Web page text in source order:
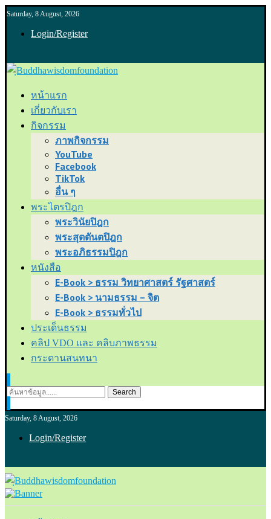
Saturday, 8 August, 2026
Login/Register
หน้าแรก
เกี่ยวกับเรา
กิจกรรม
ภาพกิจกรรม
YouTube
Facebook
TikTok
อื่น ๆ
พระไตรปิฎก
พระวินัยปิฎก
พระสุตตันตปิฎก
พระอภิธรรมปิฎก
หนังสือ
E-Book > ธรรม วิทยาศาสตร์ รัฐศาสตร์
E-Book > นามธรรม – จิต
E-Book > ธรรมทั่วไป
ประเด็นธรรม
คลิป VDO และ คลิบภาพธรรม
กระดานสนทนา
Search
Saturday, 8 August, 2026
Login/Register